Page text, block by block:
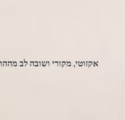
אקזוטי, מקורי ושובה לב